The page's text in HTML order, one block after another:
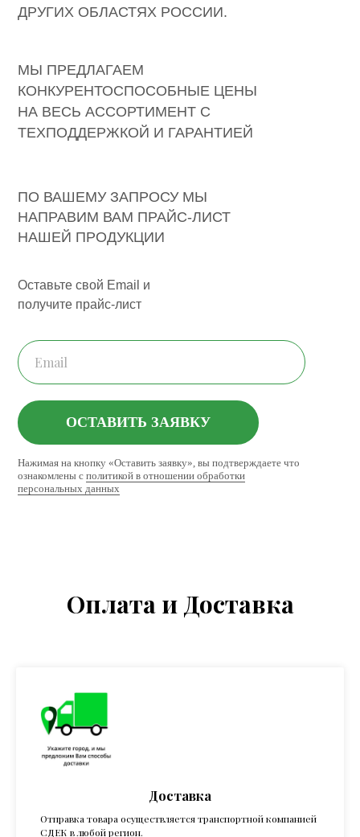
ДРУГИХ ОБЛАСТЯХ РОССИИ.
МЫ ПРЕДЛАГАЕМ
КОНКУРЕНТОСПОСОБНЫЕ ЦЕНЫ
НА ВЕСЬ АССОРТИМЕНТ С
ТЕХПОДДЕРЖКОЙ И ГАРАНТИЕЙ
ОСТАВИТЬ ЗАЯВКУ
Нажимая на кнопку «Оставить заявку», вы подтверждаете что
ознакомлены сполитикой в отношении обработки
персональных данных
Оставьте свой Email и
получите прайс-лист
ПО ВАШЕМУ ЗАПРОСУ МЫ
НАПРАВИМ ВАМ ПРАЙС-ЛИСТ
НАШЕЙ ПРОДУКЦИИ
Оплата и Доставка
Доставка
Отправка товара осуществляется транспортной компанией
СДЕК в любой регион.